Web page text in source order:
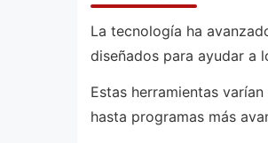
La tecnología ha
diseñados para ayudar a
Estas herramientas
hasta programas más